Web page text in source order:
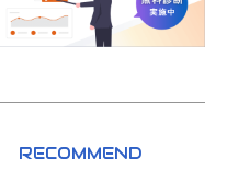
RECOMMEND